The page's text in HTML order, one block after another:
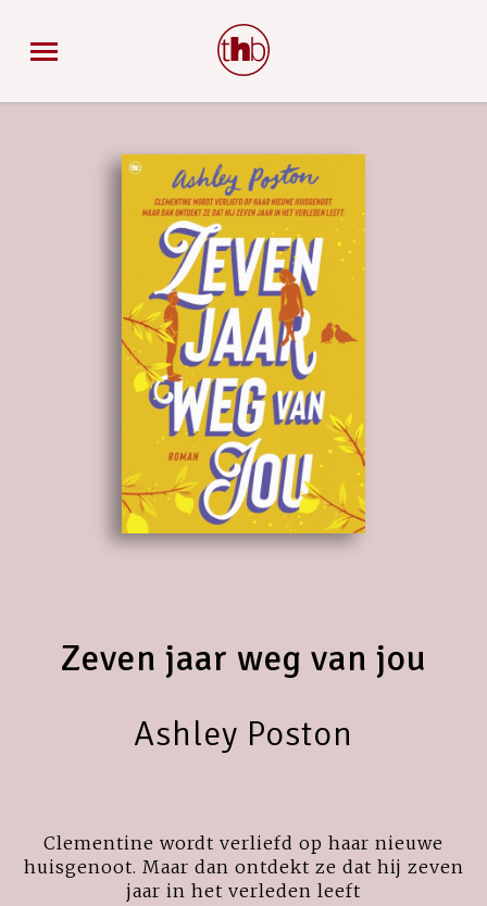
Zeven jaar weg van jou
Ashley Poston
Clementine wordt verliefd op haar nieuwe
huisgenoot. Maar dan ontdekt ze dat hij zeven
jaar in het verleden leeft